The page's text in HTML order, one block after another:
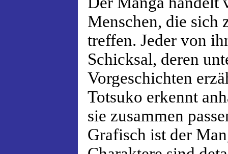
Menschen, die sich
treffen. Jeder von
Schicksal, deren
Vorgeschichten
Totsuko erkennt
sie zusammen
Grafisch ist der